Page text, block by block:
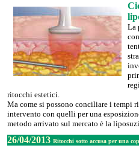
La
ritocchi estetici.
Ma come si possono conciliare i tempi
intervento con quelli per una
metodo arrivato sul mercato è la
26/04/2013 Ritocchi sotto accusa per una